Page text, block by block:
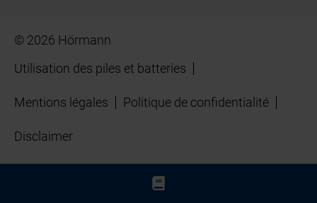
© 2026 Hörmann
Utilisation des piles et batteries
Mentions légales Politique de confidentialité
Disclaimer